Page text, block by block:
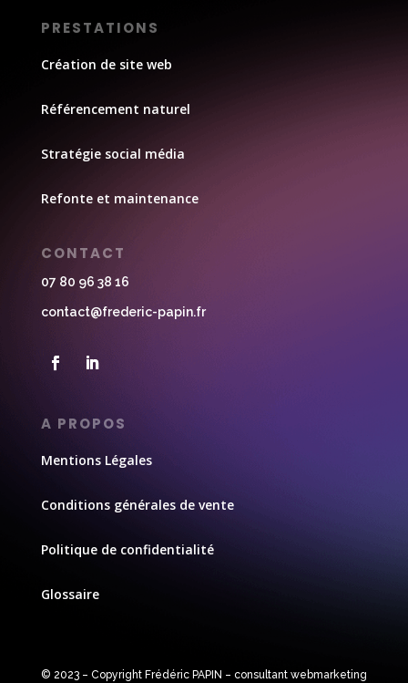
PRESTATIONS
Création de site web
Référencement naturel
Stratégie social média
Refonte et maintenance
CONTACT
07 80 96 38 16
contact@frederic-papin.fr
A PROPOS
Mentions Légales
Conditions générales de vente
Politique de confidentialité
Glossaire
© 2023 – Copyright Frédéric PAPIN – consultant webmarketing